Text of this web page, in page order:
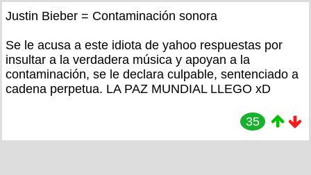
Justin Bieber = Contaminación sonora
Se le acusa a este idiota de yahoo respuestas por
insultar a la verdadera música y apoyan a la
contaminación, se le declara culpable, sentenciado a
cadena perpetua. LA PAZ MUNDIAL LLEGO xD
35